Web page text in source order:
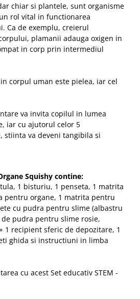
chiar si plantele, sunt organisme
rol vital in functionarea
Ca de exemplu, creierul
plamanii adauga oxigen in
in corp prin intermediul
corpul uman este pielea, iar cel
va invita copilul in lumea
iar cu ajutorul celor 5
stiinta va deveni tangibila si
Squishy contine:
1 bisturiu, 1 penseta, 1 matrita
pentru organe, 1 matrita pentru
cu pudra pentru slime (albastru
pudra pentru slime rosie,
1 recipient sferic de depozitare, 1
ghida si instructiuni in limba
cu acest Set educativ STEM -